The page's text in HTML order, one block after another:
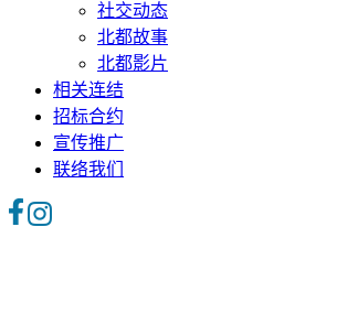
社交动态
北都故事
北都影片
相关连结
招标合约
宣传推广
联络我们